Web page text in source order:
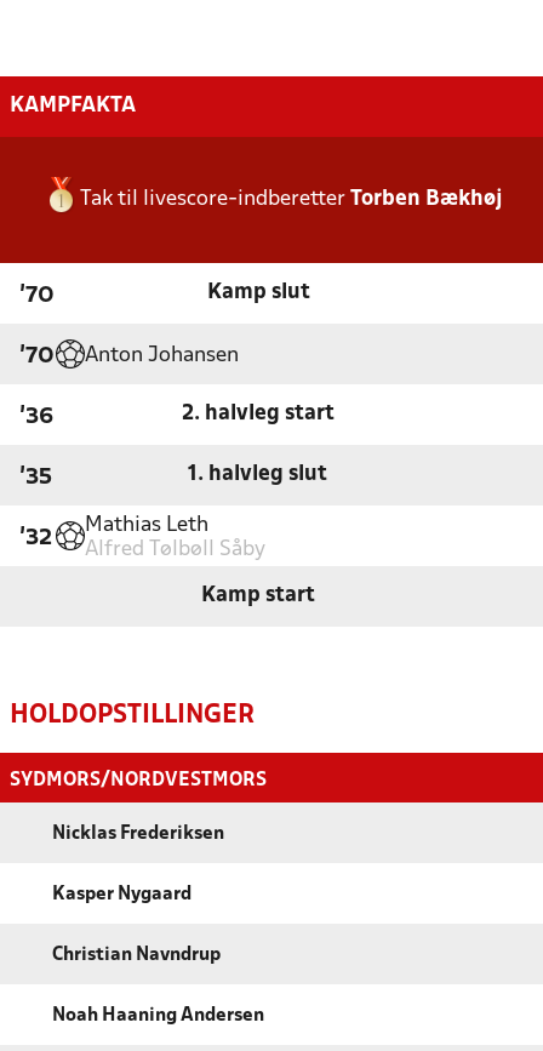
KAMPFAKTA
Tak til livescore-indberetter Torben Bækhøj
'70 Kamp slut
'70 Anton Johansen
'36 2. halvleg start
'35 1. halvleg slut
'32
Mathias Leth
Alfred Tølbøll Såby
Kamp start
HOLDOPSTILLINGER
SYDMORS/NORDVESTMORS
Nicklas Frederiksen
Kasper Nygaard
Christian Navndrup
Noah Haaning Andersen